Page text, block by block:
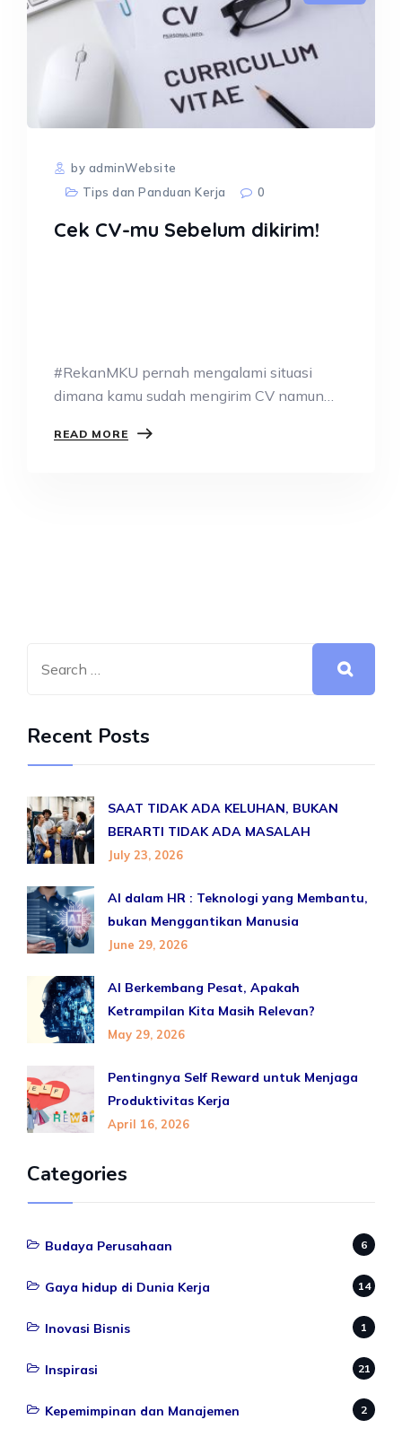
by adminWebsite
Tips dan Panduan Kerja
0
Cek CV-mu Sebelum dikirim!
#RekanMKU pernah mengalami situasi
dimana kamu sudah mengirim CV namun
READ MORE
Recent Posts
SAAT TIDAK ADA KELUHAN, BUKAN
BERARTI TIDAK ADA MASALAH
July 23, 2026
AI dalam HR : Teknologi yang Membantu,
bukan Menggantikan Manusia
June 29, 2026
AI Berkembang Pesat, Apakah
Ketrampilan Kita Masih Relevan?
May 29, 2026
Pentingnya Self Reward untuk Menjaga
Produktivitas Kerja
April 16, 2026
Categories
Budaya Perusahaan 6
Gaya hidup di Dunia Kerja 14
Inovasi Bisnis 1
Inspirasi 21
Kepemimpinan dan Manajemen 2